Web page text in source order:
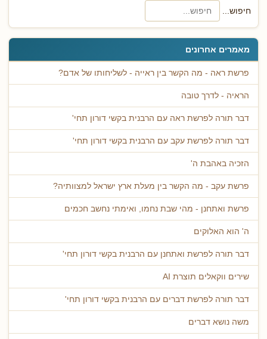
חיפוש...
מאמרים אחרונים
פרשת ראה - מה הקשר בין ראייה - לשליחותו של אדם?
הראיה - לדרך טובה
דבר תורה לפרשת ראה עם הרבנית בקשי דורון תחי'
דבר תורה לפרשת עקב עם הרבנית בקשי דורון תחי'
הזכיה באהבת ה'
פרשת עקב - מה הקשר בין מעלת ארץ ישראל למצוותיה?
פרשת ואתחנן - מהי שבת נחמו, ואימתי נחשב חכמים
ה' הוא האלוקים
דבר תורה לפרשת ואתחנן עם הרבנית בקשי דורון תחי'
שירים ווקאלים תוצרת AI
דבר תורה לפרשת דברים עם הרבנית בקשי דורון תחי'
משה נושא דברים